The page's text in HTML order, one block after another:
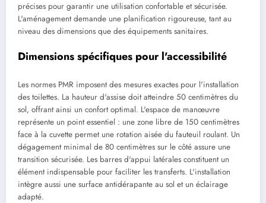
précises pour garantir une utilisation confortable et sécurisée.
L'aménagement demande une planification rigoureuse, tant au
niveau des dimensions que des équipements sanitaires.
Dimensions spécifiques pour l'accessibilité
Les normes PMR imposent des mesures exactes pour l'installation
des toilettes. La hauteur d'assise doit atteindre 50 centimètres du
sol, offrant ainsi un confort optimal. L'espace de manœuvre
représente un point essentiel : une zone libre de 150 centimètres
face à la cuvette permet une rotation aisée du fauteuil roulant. Un
dégagement minimal de 80 centimètres sur le côté assure une
transition sécurisée. Les barres d'appui latérales constituent un
élément indispensable pour faciliter les transferts. L'installation
intègre aussi une surface antidérapante au sol et un éclairage
adapté.